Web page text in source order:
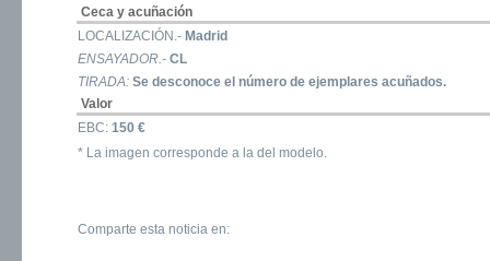
Ceca y acuñación
LOCALIZACIÓN.- Madrid
ENSAYADOR.- CL
TIRADA: Se desconoce el número de ejemplares acuñados.
Valor
EBC: 150 €
* La imagen corresponde a la del modelo.
Comparte esta noticia en: